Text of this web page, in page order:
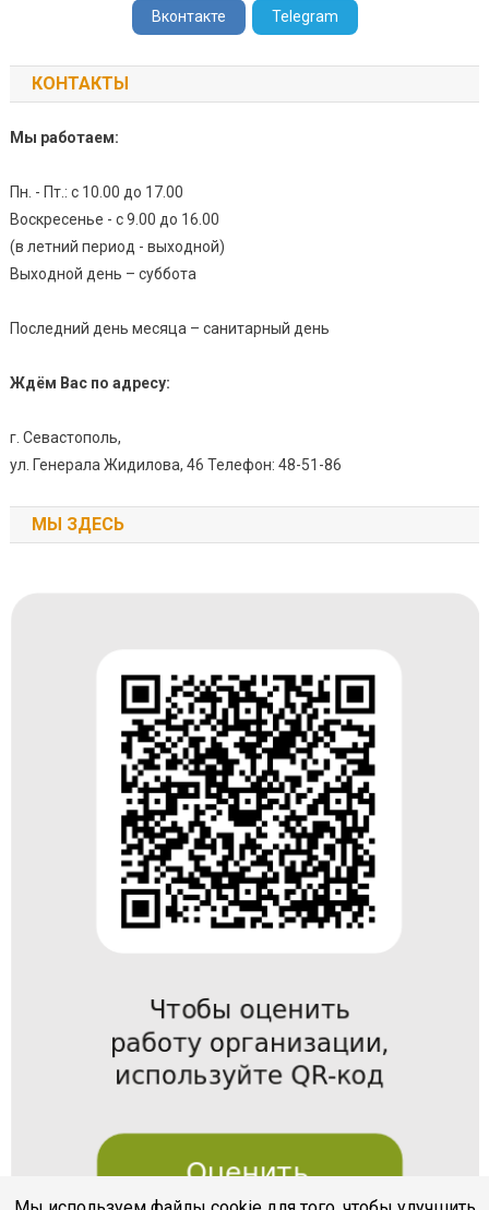
Вконтакте Telegram
КОНТАКТЫ
Мы работаем:
Пн. - Пт.: с 10.00 до 17.00
Воскресенье - с 9.00 до 16.00
(в летний период - выходной)
Выходной день – суббота
Последний день месяца – санитарный день
Ждём Вас по адресу:
г. Севастополь,
ул. Генерала Жидилова, 46 Телефон: 48-51-86
МЫ ЗДЕСЬ